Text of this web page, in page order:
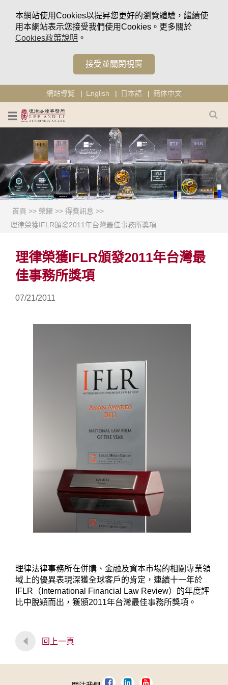
本網站使用Cookies以提昇您更好的瀏覽體驗，繼續使
用本網站表示您接受我們使用Cookies。更多關於
Cookies政策說明 。
接受並關閉視窗
網站導覽 English 日本語 簡体中文
首頁 >> 榮耀 >> 得獎訊息 >>
理律榮獲IFLR頒發2011年台灣最佳事務所獎項
理律榮獲IFLR頒發2011年台灣最
佳事務所獎項
07/21/2011
理律法律事務所在併購、金融及資本市場的相關專業領
域上的優異表現深獲全球客戶的肯定，連續十一年於
IFLR（International Financial Law Review）的年度評
比中脫穎而出，獲頒2011年台灣最佳事務所獎項。
回上一頁